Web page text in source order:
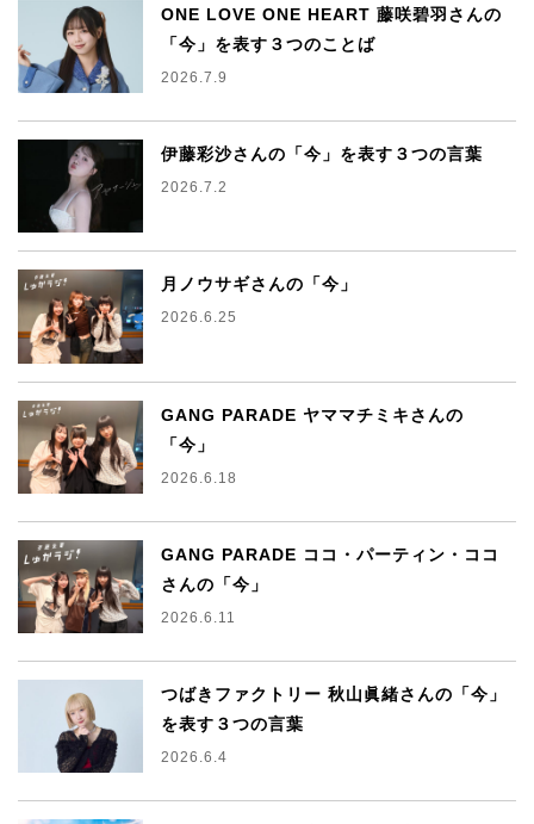
ONE LOVE ONE HEART 藤咲碧羽さんの
「今」を表す３つのことば
2026.7.9
伊藤彩沙さんの「今」を表す３つの言葉
2026.7.2
月ノウサギさんの「今」
2026.6.25
GANG PARADE ヤママチミキさんの
「今」
2026.6.18
GANG PARADE ココ・パーティン・ココ
さんの「今」
2026.6.11
つばきファクトリー 秋山眞緒さんの「今」
を表す３つの言葉
2026.6.4